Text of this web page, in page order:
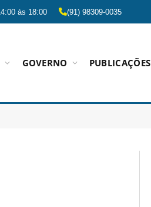
às 18:00 (91) 98309-0035
GOVERNO PUBLICAÇÕES